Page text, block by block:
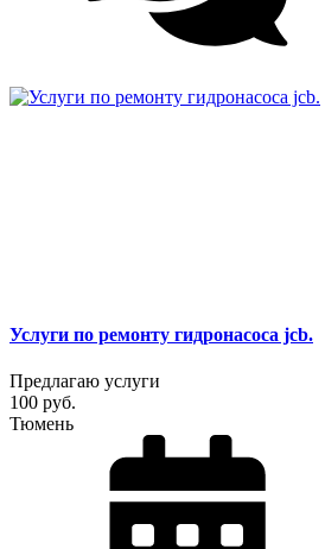
Услуги по ремонту гидронасоса jcb.
Предлагаю услуги
100 руб.
Тюмень